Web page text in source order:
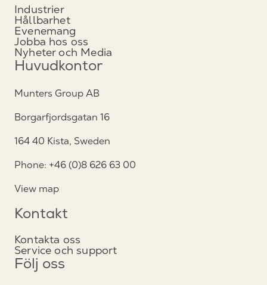
Industrier
Hållbarhet
Evenemang
Jobba hos oss
Nyheter och Media
Huvudkontor
Munters Group AB
Borgarfjordsgatan 16
164 40 Kista, Sweden
Phone: +46 (0)8 626 63 00
View map
Kontakt
Kontakta oss
Service och support
Följ oss